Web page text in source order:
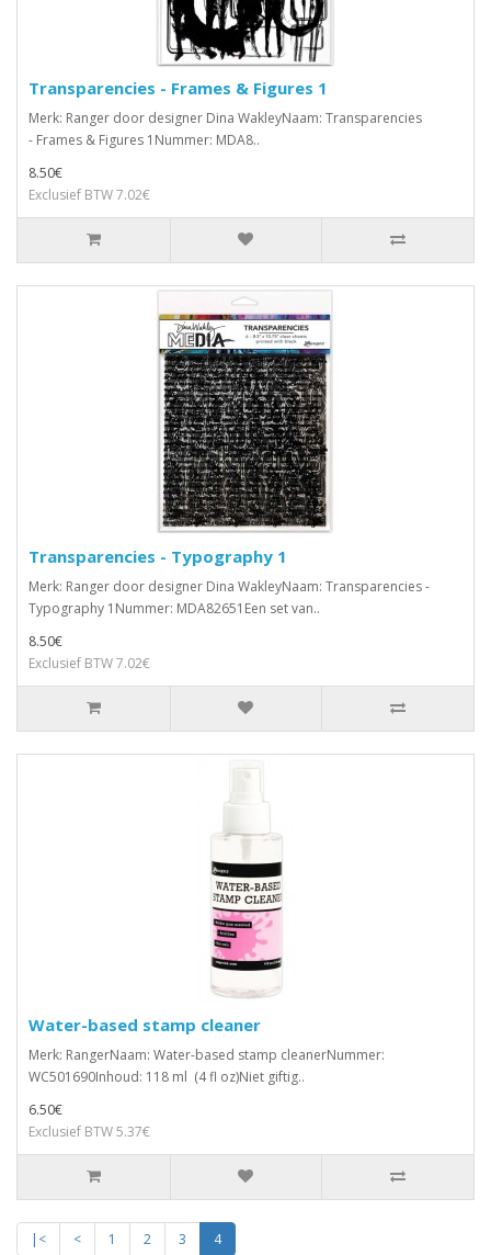
Transparencies - Frames & Figures 1
Merk: Ranger door designer Dina WakleyNaam: Transparencies
- Frames & Figures 1Nummer: MDA8..
8.50€
Exclusief BTW 7.02€
Transparencies - Typography 1
Merk: Ranger door designer Dina WakleyNaam: Transparencies -
Typography 1Nummer: MDA82651Een set van..
8.50€
Exclusief BTW 7.02€
Water-based stamp cleaner
Merk: RangerNaam: Water-based stamp cleanerNummer:
WC501690Inhoud: 118 ml (4 fl oz)Niet giftig..
6.50€
Exclusief BTW 5.37€
|< < 1 2 3
4